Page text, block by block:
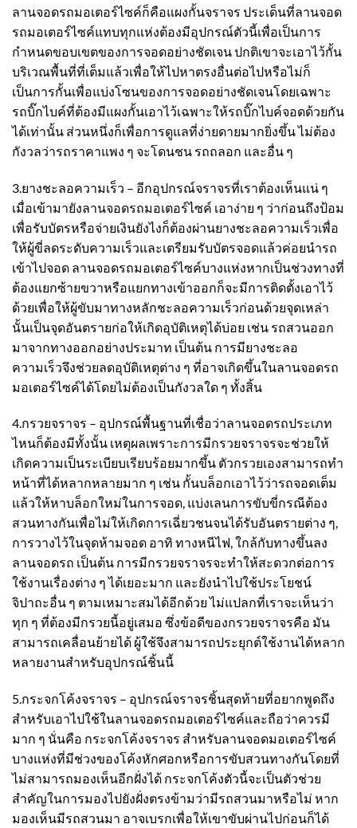
ลานจอดรถมอเตอร์ไซค์ก็คือแผงกั้นจราจร ประเด็นที่ลานจอด
รถมอเตอร์ไซค์แทบทุกแห่งต้องมีอุปกรณ์ตัวนี้เพื่อเป็นการ
กำหนดขอบเขตของการจอดอย่างชัดเจน ปกติเขาจะเอาไว้กั้น
บริเวณพื้นที่ที่เต็มแล้วเพื่อให้ไปหาตรงอื่นต่อไปหรือไม่ก็
เป็นการกั้นเพื่อแบ่งโซนของการจอดอย่างชัดเจนโดยเฉพาะ
รถบิ๊กไบค์ที่ต้องมีแผงกั้นเอาไว้เฉพาะให้รถบิ๊กไบค์จอดด้วยกัน
ได้เท่านั้น ส่วนหนึ่งก็เพื่อการดูแลที่ง่ายดายมากยิ่งขึ้น ไม่ต้อง
กังวลว่ารถราคาแพง ๆ จะโดนชน รถถลอก และอื่น ๆ
3. ยางชะลอความเร็ว – อีกอุปกรณ์จราจรที่เราต้องเห็นแน่ ๆ
เมื่อเข้ามายังลานจอดรถมอเตอร์ไซค์ เอาง่าย ๆ ว่าก่อนถึงป้อม
เพื่อรับบัตรหรือจ่ายเงินยังไงก็ต้องผ่านยางชะลอความเร็วเพื่อ
ให้ผู้ขี่ลดระดับความเร็วและเตรียมรับบัตรจอดแล้วค่อยนำรถ
เข้าไปจอด ลานจอดรถมอเตอร์ไซค์บางแห่งหากเป็นช่วงทางที่
ต้องแยกซ้ายขวาหรือแยกทางเข้าออกก็จะมีการติดตั้งเอาไว้
ด้วยเพื่อให้ผู้ขับมาทางหลักชะลอความเร็วก่อนด้วยจุดเหล่า
นั้นเป็นจุดอันตรายก่อให้เกิดอุบัติเหตุได้บ่อย เช่น รถสวนออก
มาจากทางออกอย่างประมาท เป็นต้น การมียางชะลอ
ความเร็วจึงช่วยลดอุบัติเหตุต่าง ๆ ที่อาจเกิดขึ้นในลานจอดรถ
มอเตอร์ไซค์ได้โดยไม่ต้องเป็นกังวลใด ๆ ทั้งสิ้น
4.กรวยจราจร – อุปกรณ์พื้นฐานที่เชื่อว่าลานจอดรถประเภท
ไหนก็ต้องมีทั้งนั้น เหตุผลเพราะการมีกรวยจราจรจะช่วยให้
เกิดความเป็นระเบียบเรียบร้อยมากขึ้น ตัวกรวยเองสามารถทำ
หน้าที่ได้หลากหลายมาก ๆ เช่น กั้นบล็อกเอาไว้ว่ารถจอดเต็ม
แล้วให้หาบล็อกใหม่ในการจอด, แบ่งเลนการขับขี่กรณีต้อง
สวนทางกันเพื่อไม่ให้เกิดการเฉี่ยวชนจนได้รับอันตรายต่าง ๆ,
การวางไว้ในจุดห้ามจอด อาทิ ทางหนีไฟ, ใกล้กับทางขึ้นลง
ลานจอดรถ เป็นต้น การมีกรวยจราจรจะทำให้สะดวกต่อการ
ใช้งานเรื่องต่าง ๆ ได้เยอะมาก และยังนำไปใช้ประโยชน์
จิปาถะอื่น ๆ ตามเหมาะสมได้อีกด้วย ไม่แปลกที่เราจะเห็นว่า
ทุก ๆ ที่ต้องมีกรวยนี้อยู่เสมอ ซึ่งข้อดีของกรวยจราจรคือ มัน
สามารถเคลื่อนย้ายได้ ผู้ใช้จึงสามารถประยุกต์ใช้งานได้หลาก
หลายงานสำหรับอุปกรณ์ชิ้นนี้
5.กระจกโค้งจราจร – อุปกรณ์จราจรชิ้นสุดท้ายที่อยากพูดถึง
สำหรับเอาไปใช้ในลานจอดรถมอเตอร์ไซค์และถือว่าควรมี
มาก ๆ นั่นคือ กระจกโค้งจราจร สำหรับลานจอดมอเตอร์ไซค์
บางแห่งที่มีช่วงของโค้งหักศอกหรือการขับสวนทางกันโดยที่
ไม่สามารถมองเห็นอีกฝั่งได้ กระจกโค้งตัวนี้จะเป็นตัวช่วย
สำคัญในการมองไปยังฝั่งตรงข้ามว่ามีรถสวนมาหรือไม่ หาก
มองเห็นมีรถสวนมา อาจเบรกเพื่อให้เขาขับผ่านไปก่อนก็ได้